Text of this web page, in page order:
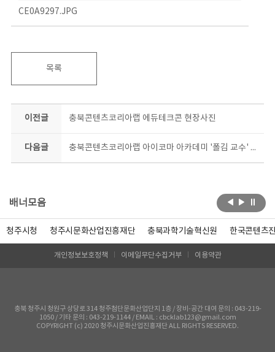
CE0A9297.JPG
목록
이전글 충북콘텐츠코리아랩 에듀테크콘 현장사진
다음글 충북콘텐츠코리아랩 아이코마 아카데미 '폴김 교수' 강연
배너모음
청주시청 청주시문화산업진흥재단 충북과학기술혁신원 한국콘텐츠
개인정보보호정책 이메일무단수집거부 이용약관
충북 청주시 청원구 상당로 314 청주첨단문화산업단지 1층 / 장비-공간 대여 문의 : 043-219-
1050 / 기타 문의 : 043-219-1144 / EMAIL : cbcklab123@gmail.com
COPYRIGHT (c) 2020 청주시문화산업진흥재단 ALL RIGHTS RESERVED.